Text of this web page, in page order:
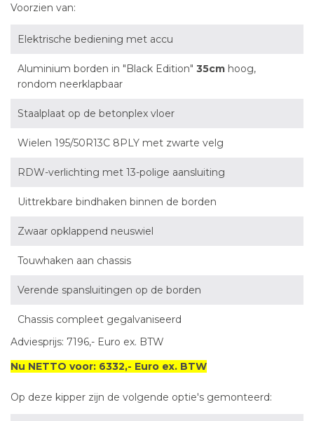
Voorzien van:
Elektrische bediening met accu
Aluminium borden in "Black Edition" 35cm hoog,
rondom neerklapbaar
Staalplaat op de betonplex vloer
Wielen 195/50R13C 8PLY met zwarte velg
RDW-verlichting met 13-polige aansluiting
Uittrekbare bindhaken binnen de borden
Zwaar opklappend neuswiel
Touwhaken aan chassis
Verende spansluitingen op de borden
Chassis compleet gegalvaniseerd
Adviesprijs: 7196,- Euro ex. BTW
Nu NETTO voor: 6332,- Euro ex. BTW
Op deze kipper zijn de volgende optie's gemonteerd: